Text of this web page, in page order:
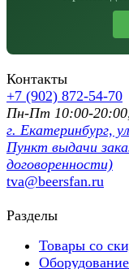
Контакты
+7 (902) 872-54-70
Пн-Пт 10:00-20:00,
г. Екатеринбург,
Пункт выдачи
договоренности)
tva@beersfan.ru
Разделы
Товары со